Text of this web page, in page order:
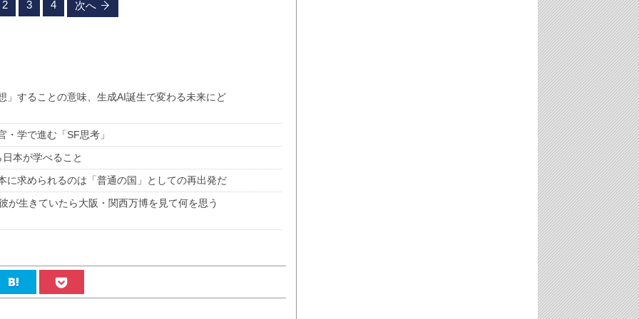
2 3 4 次へ
」することの意味、生成AI誕生で変わる未来にど
学で進む「SF思考」
本が学べること
に求められるのは「普通の国」としての再出発だ
が生きていたら大阪・関西万博を見て何を思う